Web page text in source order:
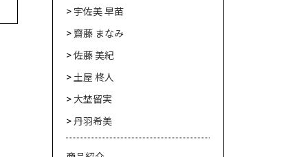
宇佐美 早苗
齋藤 まなみ
佐藤 美紀
土屋 柊人
大埜留実
丹羽希美